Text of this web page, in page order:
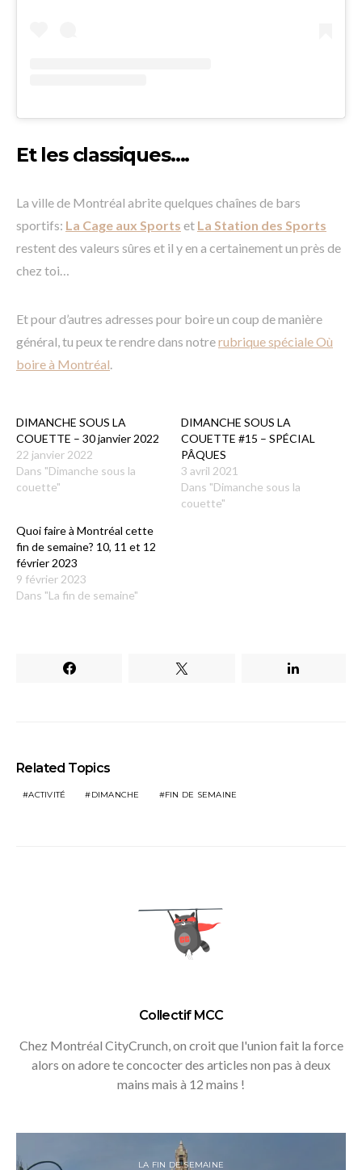
Et les classiques….
La ville de Montréal abrite quelques chaînes de bars
sportifs: La Cage aux Sports et La Station des Sports
restent des valeurs sûres et il y en a certainement un près de
chez toi…
Et pour d’autres adresses pour boire un coup de manière
général, tu peux te rendre dans notrerubrique spéciale Où
boire à Montréal
DIMANCHE SOUS LA
COUETTE – 30 janvier 2022
22 janvier 2022
Dans "Dimanche sous la
couette"
DIMANCHE SOUS LA
COUETTE #15 – SPÉCIAL
PÂQUES
3 avril 2021
Dans "Dimanche sous la
couette"
Quoi faire à Montréal cette
fin de semaine? 10, 11 et 12
février 2023
9 février 2023
Dans "La fin de semaine"
Related Topics
ACTIVITÉ DIMANCHE FIN DE SEMAINE
Collectif MCC
Chez Montréal CityCrunch, on croit que l'union fait la force
alors on adore te concocter des articles non pas à deux
mains mais à 12 mains !
LA FIN DE SEMAINE